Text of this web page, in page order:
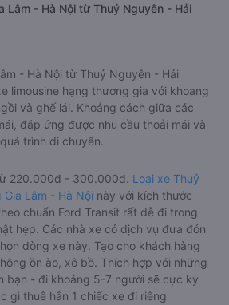
Lâm - Hà Nội từ Thuỷ Nguyên - Hải
- Hà Nội từ Thuỷ Nguyên - Hải
limousine hạng thương gia với khoang
và ghế lái. Khoảng cách giữa các
đáp ứng được nhu cầu thoải mái và
trình di chuyển.
220.000đ - 300.000đ. Loại xe Thuỷ
Lâm - Hà Nội này với kích thước
chuẩn Ford Transit rất dễ đi trong
hẹp. Các nhà xe có dịch vụ đưa đón
dòng xe này. Tạo cho khách hàng
ồn ào, xô bồ. Thích hợp với những
bạn - đi khoảng 5-7 người sẽ cực kỳ
gì thuê hẳn 1 chiếc xe đi riêng